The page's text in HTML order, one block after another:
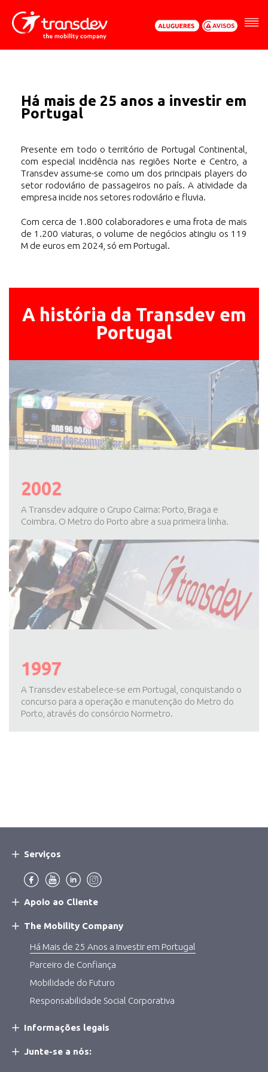
Navegação
CIC
Urbanos
Há mais de 25 anos a investir em
Portugal
Presente em todo o território de Portugal Continental,
com especial incidência nas regiões Norte e Centro, a
Transdev assume-se como um dos principais players do
setor rodoviário de passageiros no país. A atividade da
empresa incide nos setores rodoviário e fluvia.
Com cerca de 1.800 colaboradores e uma frota de mais
de 1.200 viaturas, o volume de negócios atingiu os 119
M de euros em 2024, só em Portugal.
A história da Transdev em
Portugal
2002
A Transdev adquire o Grupo Caima: Porto, Braga e
Coimbra. O Metro do Porto abre a sua primeira linha.
1997
A Transdev estabelece-se em Portugal, conquistando o
concurso para a operação e manutenção do Metro do
Porto, através do consórcio Normetro.
Main
Menu:
Serviços
Apoio ao Cliente
The Mobility Company
Há Mais de 25 Anos a Investir em Portugal
Parceiro de Confiança
Mobilidade do Futuro
Responsabilidade Social Corporativa
Informações legais
Junte-se a nós: